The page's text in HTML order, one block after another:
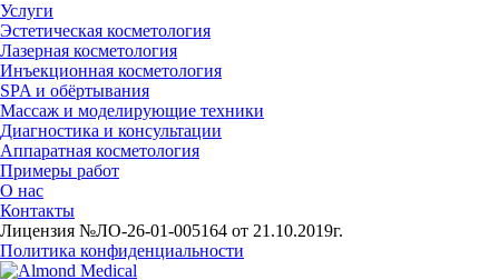
Услуги
Эстетическая косметология
Лазерная косметология
Инъекционная косметология
SPA и обёртывания
Массаж и моделирующие техники
Диагностика и консультации
Аппаратная косметология
Примеры работ
О нас
Контакты
Лицензия №ЛО-26-01-005164 от 21.10.2019г.
Политика конфиденциальности